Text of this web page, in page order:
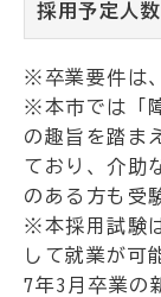
採用予定人数
※卒業要件は
※本市では「
の趣旨を踏ま
ており、介助
のある方も受
※本採用試験
して就業が可
7年3月卒業の